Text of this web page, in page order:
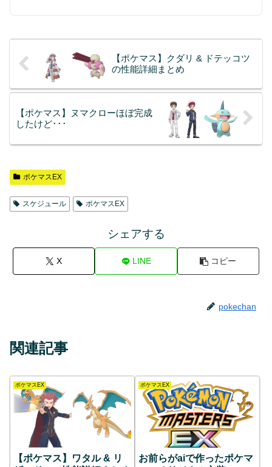
【ポケマス】クダリ & ドテッコツ
の性能詳細まとめ
【ポケマス】ヌマクローほぼ完成
したけど･･･
ポケマスEX
スケジュール ポケマスEX
シェアする
X LINE コピー
pokechan
関連記事
ポケマスEX
【ポケマス】ワタル & リ
ポケマスEX
お前らがaiで作ったポケマ